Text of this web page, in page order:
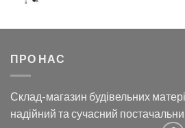
ПРО НАС
Склад-магазин будівельних
надійний та сучасний